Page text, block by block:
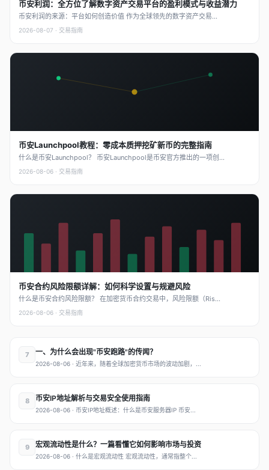
币安利润：全方位了解数字资产交易平台的盈利模式与收益潜力
币安利润的来源：平台如何创造价值 作为全球领先的数字资产交易...
2026-08-07 · 交易指南
币安Launchpool教程：零成本质押挖矿新币的完整指南
什么是币安Launchpool？ 币安Launchpool是币安官方推出的一项创...
2026-08-06 · 交易指南
币安合约风险限额详解：如何科学设置与规避风险
什么是币安合约风险限额？ 在加密货币合约交易中，风险限额（Ris...
2026-08-06 · 交易指南
7 一、为什么会出现"币安跑路"的传闻？
2026-08-06 · 近年来，随着全球加密货币市场的波动加剧，...
8 币安IP地址解析与交易安全使用指南
2026-08-06 · 币安IP地址概述：什么是币安服务器IP 币安...
9 宏观流动性是什么？一篇看懂它如何影响市场与投资
2026-08-06 · 什么是宏观流动性 宏观流动性，通常指整个...